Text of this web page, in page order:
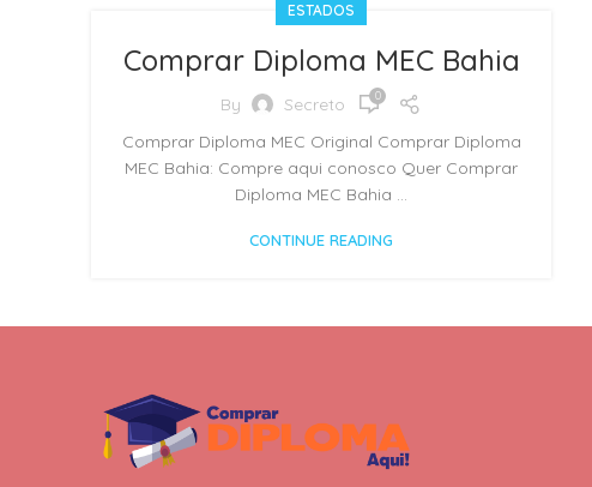
ESTADOS
Comprar Diploma MEC Bahia
By Secreto 0
Comprar Diploma MEC Original Comprar Diploma
MEC Bahia: Compre aqui conosco Quer Comprar
Diploma MEC Bahia ...
CONTINUE READING